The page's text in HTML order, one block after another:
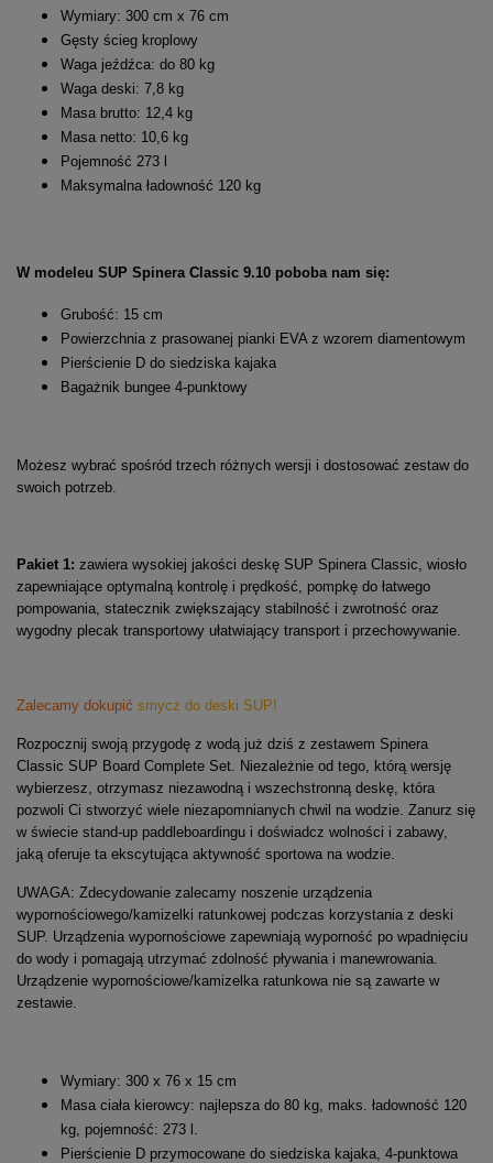
Wymiary: 300 cm x 76 cm
Gęsty ścieg kroplowy
Waga jeźdźca: do 80 kg
Waga deski: 7,8 kg
Masa brutto: 12,4 kg
Masa netto: 10,6 kg
Pojemność 273 l
Maksymalna ładowność 120 kg
W modeleu SUP Spinera Classic 9.10 poboba nam się:
Grubość: 15 cm
Powierzchnia z prasowanej pianki EVA z wzorem diamentowym
Pierścienie D do siedziska kajaka
Bagażnik bungee 4-punktowy
Możesz wybrać spośród trzech różnych wersji i dostosować zestaw do
swoich potrzeb.
Pakiet 1: zawiera wysokiej jakości deskę SUP Spinera Classic, wiosło
zapewniające optymalną kontrolę i prędkość, pompkę do łatwego
pompowania, statecznik zwiększający stabilność i zwrotność oraz
wygodny plecak transportowy ułatwiający transport i przechowywanie.
Zalecamy dokupić smycz do deski SUP!
Rozpocznij swoją przygodę z wodą już dziś z zestawem Spinera
Classic SUP Board Complete Set. Niezależnie od tego, którą wersję
wybierzesz, otrzymasz niezawodną i wszechstronną deskę, która
pozwoli Ci stworzyć wiele niezapomnianych chwil na wodzie. Zanurz się
w świecie stand-up paddleboardingu i doświadcz wolności i zabawy,
jaką oferuje ta ekscytująca aktywność sportowa na wodzie.
UWAGA: Zdecydowanie zalecamy noszenie urządzenia
wypornościowego/kamizelki ratunkowej podczas korzystania z deski
SUP. Urządzenia wypornościowe zapewniają wyporność po wpadnięciu
do wody i pomagają utrzymać zdolność pływania i manewrowania.
Urządzenie wypornościowe/kamizelka ratunkowa nie są zawarte w
zestawie.
Wymiary: 300 x 76 x 15 cm
Masa ciała kierowcy: najlepsza do 80 kg, maks. ładowność 120
kg, pojemność: 273 l.
Pierścienie D przymocowane do siedziska kajaka, 4-punktowa